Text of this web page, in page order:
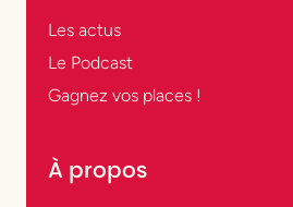
Les actus
Le Podcast
Gagnez vos places !
À propos